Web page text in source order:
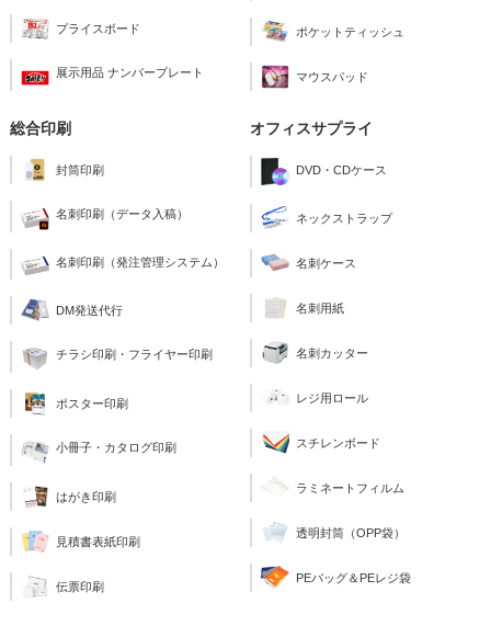
プライスボード
展示用品 ナンバープレート
ポケットティッシュ
マウスパッド
総合印刷
封筒印刷
名刺印刷（データ入稿）
名刺印刷（発注管理システム）
DM発送代行
チラシ印刷・フライヤー印刷
ポスター印刷
小冊子・カタログ印刷
はがき印刷
見積書表紙印刷
伝票印刷
オフィスサプライ
DVD・CDケース
ネックストラップ
名刺ケース
名刺用紙
名刺カッター
レジ用ロール
スチレンボード
ラミネートフィルム
透明封筒（OPP袋）
PEバッグ＆PEレジ袋